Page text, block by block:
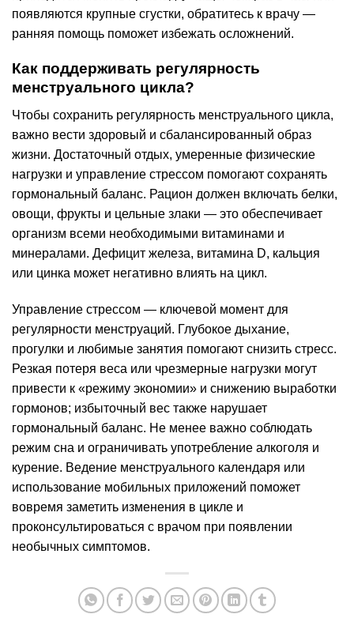
появляются крупные сгустки, обратитесь к врачу —
ранняя помощь поможет избежать осложнений.
Как поддерживать регулярность
менструального цикла?
Чтобы сохранить регулярность менструального цикла,
важно вести здоровый и сбалансированный образ
жизни. Достаточный отдых, умеренные физические
нагрузки и управление стрессом помогают сохранять
гормональный баланс. Рацион должен включать белки,
овощи, фрукты и цельные злаки — это обеспечивает
организм всеми необходимыми витаминами и
минералами. Дефицит железа, витамина D, кальция
или цинка может негативно влиять на цикл.
Управление стрессом — ключевой момент для
регулярности менструаций. Глубокое дыхание,
прогулки и любимые занятия помогают снизить стресс.
Резкая потеря веса или чрезмерные нагрузки могут
привести к «режиму экономии» и снижению выработки
гормонов; избыточный вес также нарушает
гормональный баланс. Не менее важно соблюдать
режим сна и ограничивать употребление алкоголя и
курение. Ведение менструального календаря или
использование мобильных приложений поможет
вовремя заметить изменения в цикле и
проконсультироваться с врачом при появлении
необычных симптомов.